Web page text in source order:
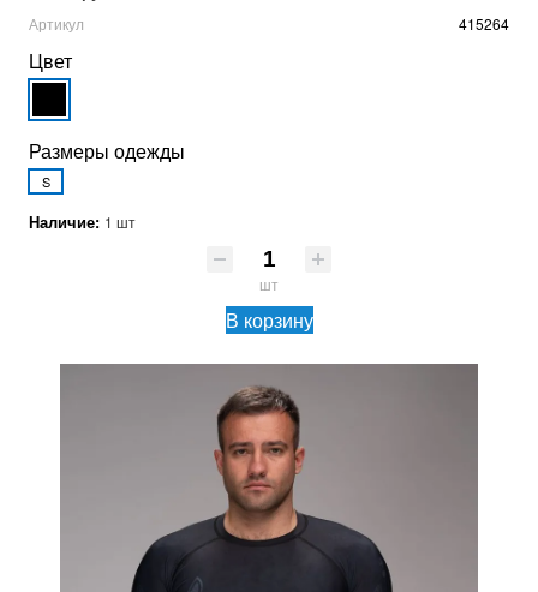
Артикул 415264
Цвет
Размеры одежды
S
Наличие: 1 шт
шт
В корзину